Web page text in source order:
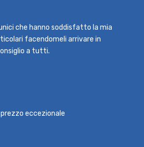
che hanno soddisfatto la mia
facendomeli arrivare in
a tutti.
eccezionale